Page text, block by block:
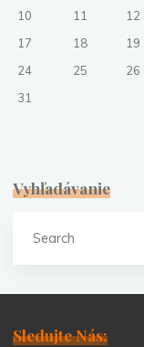
10
11 12
17
18 19
24
25 26
31
Vyhľadávanie
Sledujte Nás: